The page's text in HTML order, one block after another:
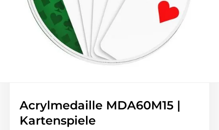
Acrylmedaille MDA60M15 |
Kartenspiele